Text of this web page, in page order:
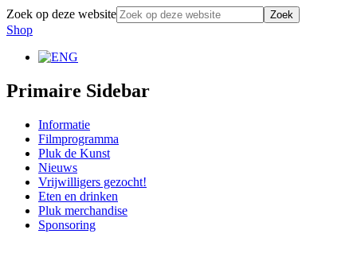
Zoek op deze website
Shop
Primaire Sidebar
Informatie
Filmprogramma
Pluk de Kunst
Nieuws
Vrijwilligers gezocht!
Eten en drinken
Pluk merchandise
Sponsoring